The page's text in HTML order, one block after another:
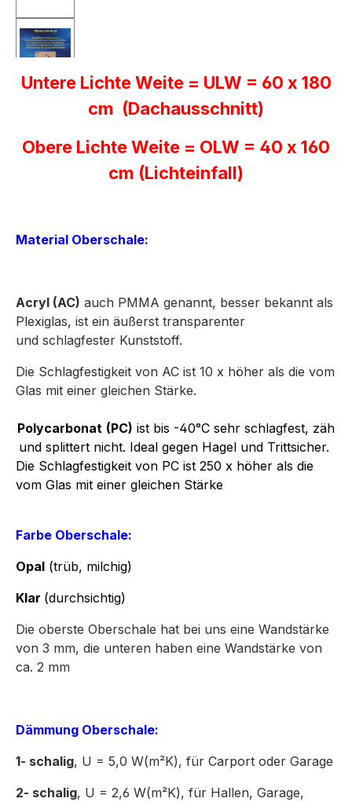
Untere Lichte Weite = ULW = 60 x 180
cm (Dachausschnitt)
Obere Lichte Weite = OLW = 40 x 160
cm (Lichteinfall)
Material Oberschale:
Acryl (AC) auch PMMA genannt, besser bekannt als
Plexiglas, ist ein äußerst transparenter
und schlagfester Kunststoff.
Die Schlagfestigkeit von AC ist 10 x höher als die vom
Glas mit einer gleichen Stärke.
Polycarbonat (PC) ist bis -40°C sehr schlagfest, zäh
und splittert nicht. Ideal gegen Hagel und Trittsicher.
Die Schlagfestigkeit von PC ist 250 x höher als die
vom Glas mit einer gleichen Stärke
Farbe Oberschale:
Opal (trüb, milchig)
Klar (durchsichtig)
Die oberste Oberschale hat bei uns eine Wandstärke
von 3 mm, die unteren haben eine Wandstärke von
ca. 2 mm
Dämmung Oberschale:
1- schalig, U = 5,0 W(m²K), für Carport oder Garage
2- schalig, U = 2,6 W(m²K), für Hallen, Garage,